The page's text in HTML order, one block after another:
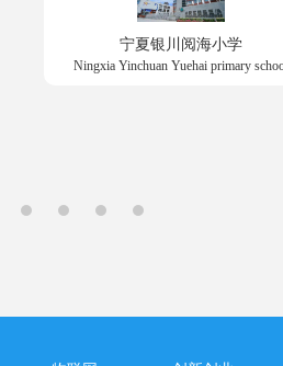
宁夏银川阅海小学
Ningxia Yinchuan Yuehai primary